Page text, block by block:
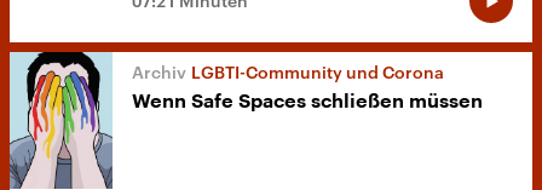
LGBTI-Community und Corona
Wenn Safe Spaces schließen müssen